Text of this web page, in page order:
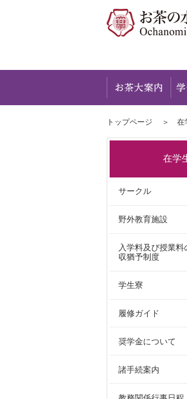
トップページ 在
在学
サークル
野外教育施設
入学料及び授業
収猶予制度
学生寮
履修ガイド
奨学金について
諸手続案内